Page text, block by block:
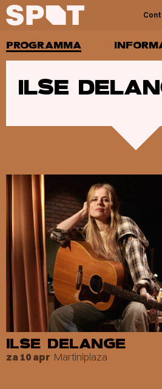
PROGRAMMA
ILSE
ILSE DELANGE
za 10 apr Martiniplaza